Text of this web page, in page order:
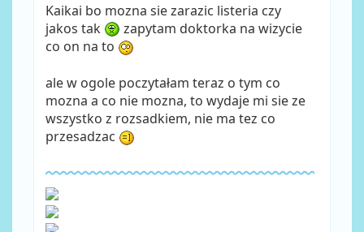
Kaikai bo mozna sie zarazic listeria czy
jakos tak
zapytam doktorka na wizycie
co on na to
ale w ogole poczytałam teraz o tym co
mozna a co nie mozna, to wydaje mi sie ze
wszystko z rozsadkiem, nie ma tez co
przesadzac